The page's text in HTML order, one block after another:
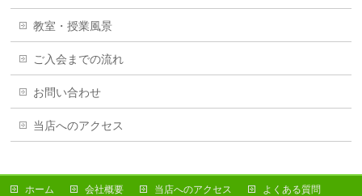
教室・授業風景
ご入会までの流れ
お問い合わせ
当店へのアクセス
ホーム 会社概要 当店へのアクセス
よくある質問